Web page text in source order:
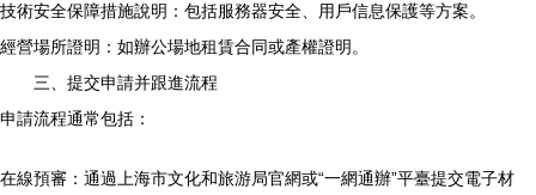
技術安全保障措施說明：包括服務器安全、用戶信息保護等方案。
經營場所證明：如辦公場地租賃合同或產權證明。
三、提交申請并跟進流程
申請流程通常包括：
在線預審：通過上海市文化和旅游局官網或“一網通辦”平臺提交電子材